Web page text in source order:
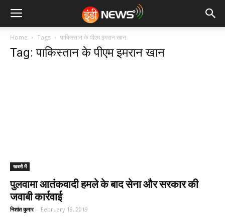
Home Tags पाकिस्तान के पीएम इमरान खान
Tag: पाकिस्तान के पीएम इमरान खान
खबरों में
पुलवामा आतंकवादी हमले के बाद सेना और सरकार की
जवाबी कार्रवाई
निशांत कुमार - February 19, 2019